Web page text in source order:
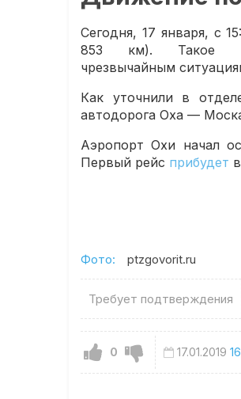
Сегодня, 17 января, с
853 км). Такое
чрезвычайным
Как уточнили в
автодорога Оха —
Аэропорт Охи начал
Первый рейс прибудет
Фото: ptzgovorit.ru
Требует подтверждения
0 17.01.2019